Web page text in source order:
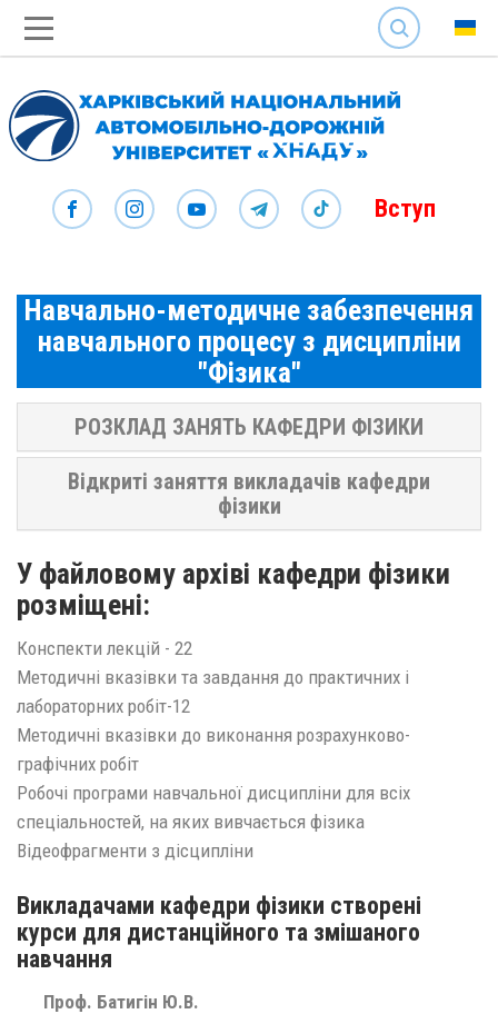
SEARCH
Вступ
Навчально-методичне забезпечення
навчального процесу з дисципліни
"Фізика"
РОЗКЛАД ЗАНЯТЬ КАФЕДРИ ФІЗИКИ
Відкриті заняття викладачів кафедри
фізики
У файловому архіві кафедри фізики
розміщені:
Конспекти лекцій - 22
Методичні вказівки та завдання до практичних і
лабораторних робіт-12
Методичні вказівки до виконання розрахунково-
графічних робіт
Робочі програми навчальної дисципліни для всіх
спеціальностей, на яких вивчається фізика
Відеофрагменти з дісципліни
Викладачами кафедри фізики створені
курси для дистанційного та змішаного
навчання
Проф. Батигін Ю.В.